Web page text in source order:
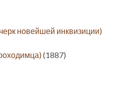
новейшей инквизиции)
(1887)